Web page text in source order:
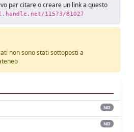
per citare o creare un link a questo
11573/81027
non sono stati sottoposti a
ND
ND